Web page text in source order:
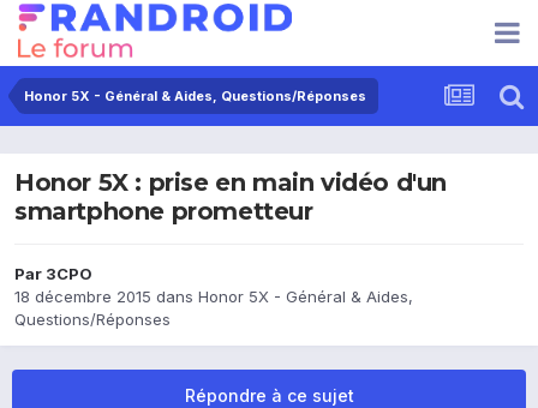
Honor 5X - Général & Aides, Questions/Réponses
Honor 5X : prise en main vidéo d'un
smartphone prometteur
Par 3CPO
18 décembre 2015 dans Honor 5X - Général & Aides,
Questions/Réponses
Répondre à ce sujet